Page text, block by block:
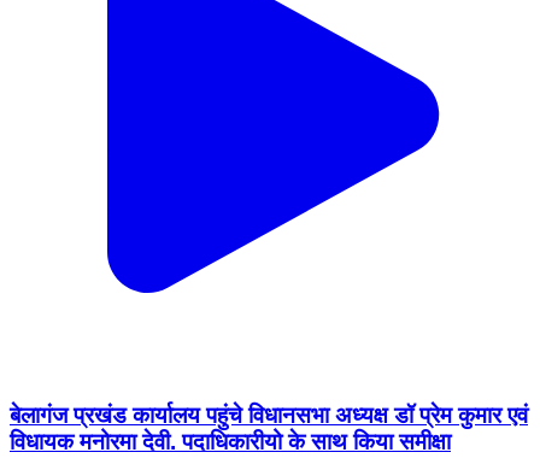
बेलागंज प्रखंड कार्यालय पहुंचे विधानसभा अध्यक्ष डॉ प्रेम कुमार एवं
विधायक मनोरमा देवी. पदाधिकारीयो के साथ किया समीक्षा